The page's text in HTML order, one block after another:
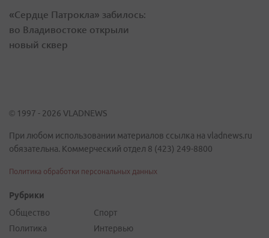
«Сердце Патрокла» забилось:
во Владивостоке открыли
новый сквер
© 1997 - 2026 VLADNEWS
При любом использовании материалов ссылка на vladnews.ru
обязательна. Коммерческий отдел 8 (423) 249-8800
Политика обработки персональных данных
Рубрики
Общество
Политика
Спорт
Интервью